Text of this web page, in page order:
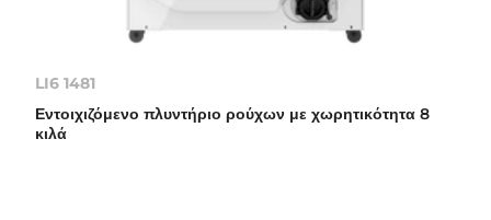
LI6 1481
Εντοιχιζόμενο πλυντήριο ρούχων με χωρητικότητα 8
κιλά